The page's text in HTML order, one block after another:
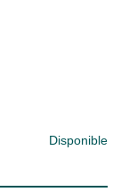
Disponible